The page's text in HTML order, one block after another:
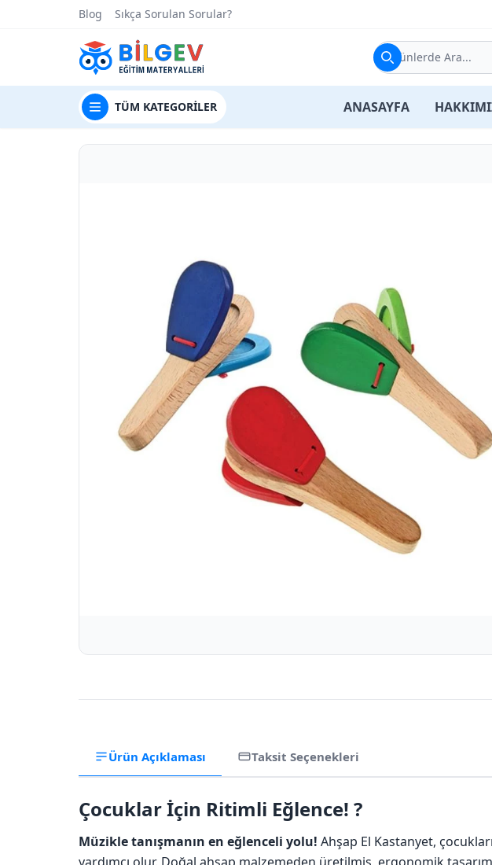
Blog Sıkça Sorulan Sorular?
Ürünlerde Ara...
TÜM KATEGORİLER ANASAYFA
Ürün Açıklaması Taksit Seçenekleri
Çocuklar İçin Ritimli Eğlence! ?
Müzikle tanışmanın en eğlenceli yolu! Ahşap El Kastanyet,